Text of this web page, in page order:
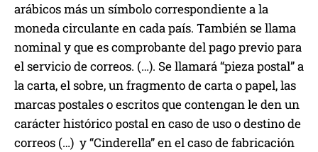
arábicos más un símbolo correspondiente a la
moneda circulante en cada país. También se llama
nominal y que es comprobante del pago previo para
el servicio de correos. (…). Se llamará “pieza postal” a
la carta, el sobre, un fragmento de carta o papel, las
marcas postales o escritos que contengan le den un
carácter histórico postal en caso de uso o destino de
correos (…) y “Cinderella” en el caso de fabricación